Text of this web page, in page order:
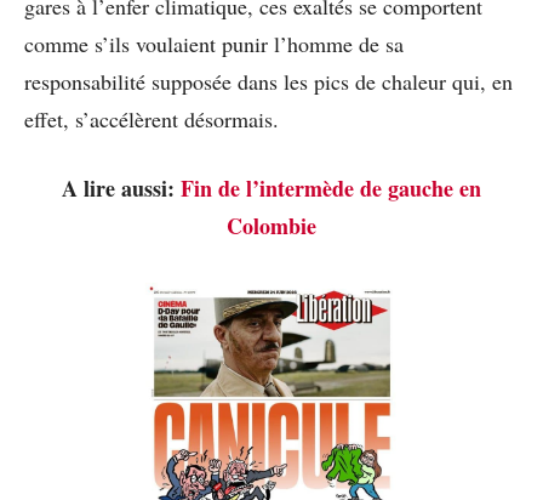
comme s’ils voulaient punir l’homme de sa
responsabilité supposée dans les pics de chaleur qui, en
effet, s’accélèrent désormais.
A lire aussi: Fin de l’intermède de gauche en
Colombie